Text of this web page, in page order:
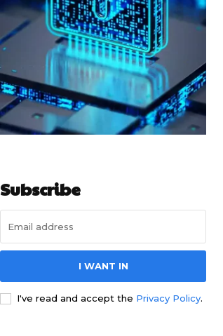
Subscribe
I WANT IN
I've read and accept the Privacy Policy.